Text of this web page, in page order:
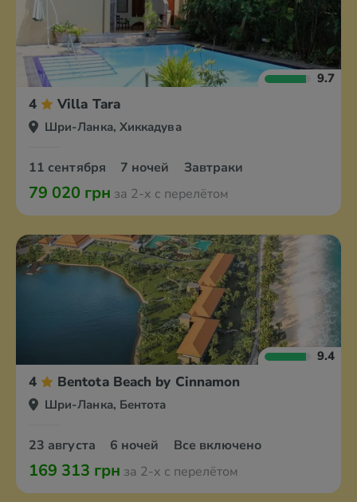
9.7
4 Villa Tara
Шри-Ланка, Хиккадува
11 сентября 7 ночей Завтраки
79 020 грн за 2-х с перелётом
9.4
4 Bentota Beach by Cinnamon
Шри-Ланка, Бентота
23 августа 6 ночей Все включено
169 313 грн за 2-х с перелётом